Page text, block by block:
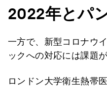
2022年とパ
一方で、新型コロナウ
ックへの対応には課題
ロンドン大学衛生熱帯